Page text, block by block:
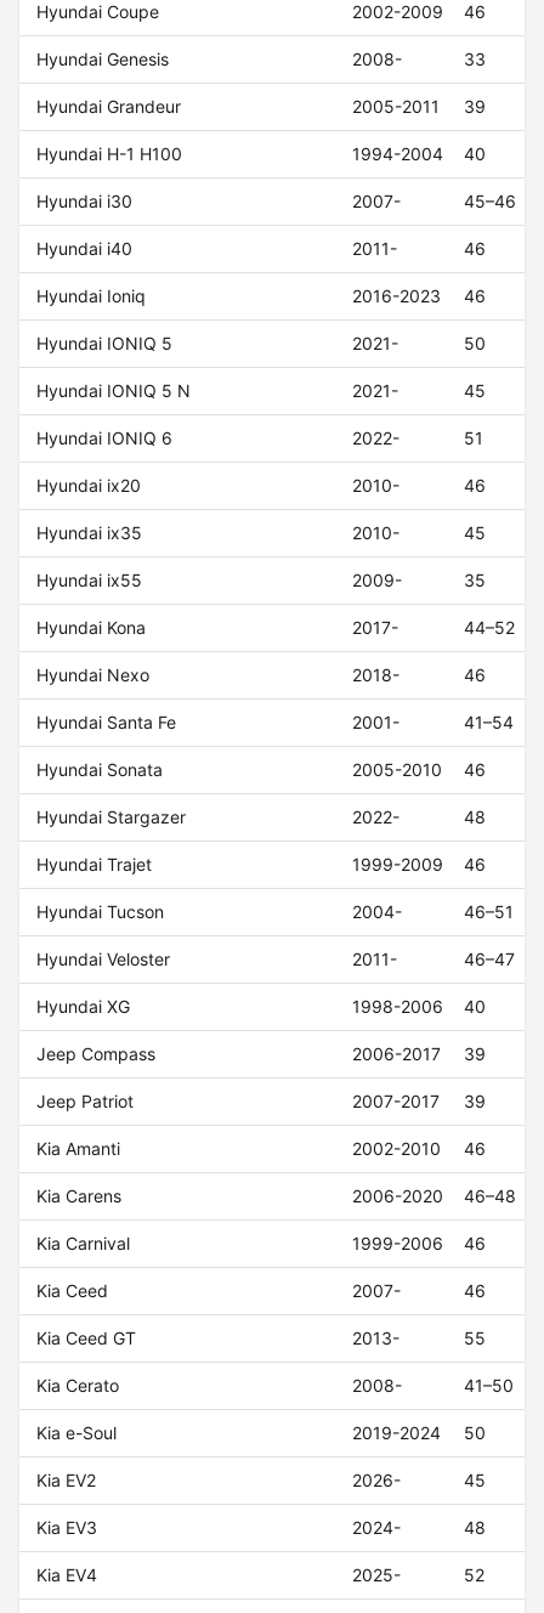
Hyundai Coupe 2002-2009 46
Hyundai Genesis 2008- 33
Hyundai Grandeur 2005-2011 39
Hyundai H-1 H100 1994-2004 40
Hyundai i30 2007- 45–46
Hyundai i40 2011- 46
Hyundai Ioniq 2016-2023 46
Hyundai IONIQ 5 2021- 50
Hyundai IONIQ 5 N 2021- 45
Hyundai IONIQ 6 2022- 51
Hyundai ix20 2010- 46
Hyundai ix35 2010- 45
Hyundai ix55 2009- 35
Hyundai Kona 2017- 44–52
Hyundai Nexo 2018- 46
Hyundai Santa Fe 2001- 41–54
Hyundai Sonata 2005-2010 46
Hyundai Stargazer 2022- 48
Hyundai Trajet 1999-2009 46
Hyundai Tucson 2004- 46–51
Hyundai Veloster 2011- 46–47
Hyundai XG 1998-2006 40
Jeep Compass 2006-2017 39
Jeep Patriot 2007-2017 39
Kia Amanti 2002-2010 46
Kia Carens 2006-2020 46–48
Kia Carnival 1999-2006 46
Kia Ceed 2007- 46
Kia Ceed GT 2013- 55
Kia Cerato 2008- 41–50
Kia e-Soul 2019-2024 50
Kia EV2 2026- 45
Kia EV3 2024- 48
Kia EV4 2025- 52